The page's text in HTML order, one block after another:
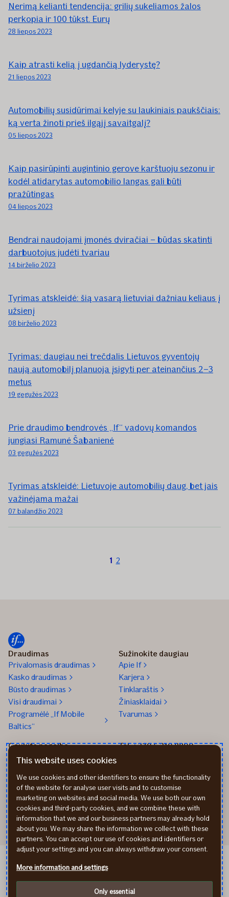
Nerimą kelianti tendencija: grilių sukeliamos žalos
perkopia ir 100 tūkst. Eurų
28 liepos 2023
Kaip atrasti kelią į ugdančią lyderystę?
21 liepos 2023
Automobilių susidūrimai kelyje su laukiniais paukščiais:
ką verta žinoti prieš ilgąjį savaitgalį?
05 liepos 2023
Kaip pasirūpinti augintinio gerove karštuoju sezonu ir
kodėl atidarytas automobilio langas gali būti
pražūtingas
04 liepos 2023
Bendrai naudojami įmonės dviračiai – būdas skatinti
darbuotojus judėti tvariau
14 birželio 2023
Tyrimas atskleidė: šią vasarą lietuviai dažniau keliaus į
užsienį
08 birželio 2023
Tyrimas: daugiau nei trečdalis Lietuvos gyventojų
naują automobilį planuoja įsigyti per ateinančius 2–3
metus
19 gegužės 2023
Prie draudimo bendrovės „If“ vadovų komandos
jungiasi Ramunė Šabanienė
03 gegužės 2023
Tyrimas atskleidė: Lietuvoje automobilių daug, bet jais
važinėjama mažai
07 balandžio 2023
Esate
1 2
Draudimas
Privalomasis draudimas
Kasko draudimas
Būsto draudimas
Visi draudimai
Programėlė „If Mobile
Baltics“
Sužinokite daugiau
Apie If
Karjera
Tinklaraštis
Žiniasklaidai
Tvarumas
Gaukite pagalbą
Praneškite apie įvykį
partneriai
Sveikatos draudimo
partneriai
Tel. +370 5 210 8800
Apmokėjimo būdai
Atsiliepimai
Rekvizitai
If Apdrošināšana LV
Privatumo politika
This website uses cookies
We use cookies and other identifiers to ensure the functionality
of the website for analyse user visits and to customise
marketing on websites and social media. We use both our own
cookies and third-party cookies, and we combine these with
information that we and our business partners may already hold
about you. We may share the information we collect with these
partners. You can accept our use of cookies and identifiers or
adjust your settings and you can always withdraw your consent.
More information and settings
Only essential